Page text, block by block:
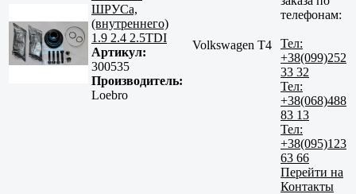
ШРУСа,
(внутреннего)
1.9 2.4 2.5TDI
Артикул:
300535
Производитель:
Loebro
Volkswagen T4
телефонам:
Тел:
+38(099)252
33 32
Тел:
+38(068)488
83 13
Тел:
+38(095)123
63 66
Перейти на
Контакты